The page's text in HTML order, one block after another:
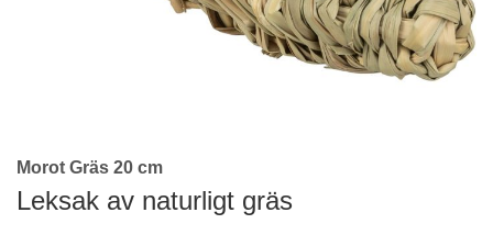
Skip
to
the
Morot Gräs 20 cm
Leksak av naturligt gräs